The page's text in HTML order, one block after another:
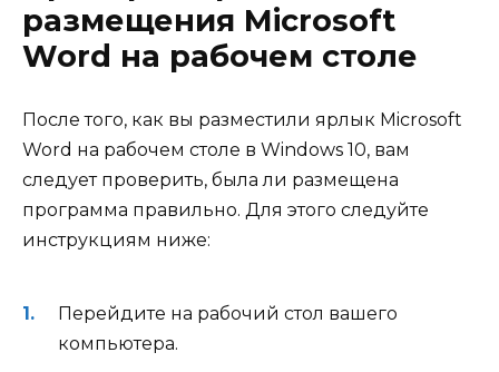
размещения Microsoft
Word на рабочем столе
После того, как вы разместили ярлык Microsoft
Word на рабочем столе в Windows 10, вам
следует проверить, была ли размещена
программа правильно. Для этого следуйте
инструкциям ниже:
Перейдите на рабочий стол вашего
компьютера.